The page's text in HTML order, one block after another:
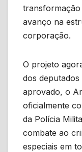
avanço na
corporação.
O projeto
dos deputados
aprovado, o
oficialmente
da Polícia
combate ao
especiais em